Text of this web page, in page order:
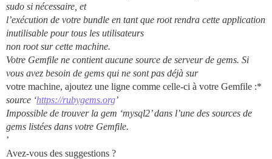
sudo si nécessaire, et
l’exécution de votre bundle en tant que root rendra cette application
inutilisable pour tous les utilisateurs
non root sur cette machine.
Votre Gemfile ne contient aucune source de serveur de gems. Si
vous avez besoin de gems qui ne sont pas déjà sur
votre machine, ajoutez une ligne comme celle-ci à votre Gemfile :*
source ‘https://rubygems.org’
Impossible de trouver la gem ‘mysql2’ dans l’une des sources de
gems listées dans votre Gemfile.
’
Avez-vous des suggestions ?